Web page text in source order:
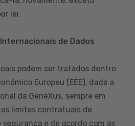
lei.
de Dados
podem ser tratados dentro
Europeu (EEE), dada a
da GeneXus, sempre em
limites contratuais de
e de acordo com as